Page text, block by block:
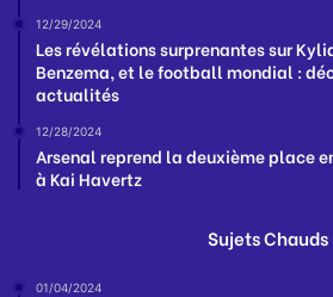
12/29/2024
Les révélations surprenantes sur
Benzema, et le football mondial :
actualités
12/28/2024
Arsenal reprend la deuxième place
à Kai Havertz
Sujets Chauds
01/04/2024